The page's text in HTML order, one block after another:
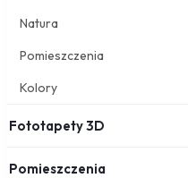
Natura
Pomieszczenia
Kolory
Fototapety 3D
Pomieszczenia